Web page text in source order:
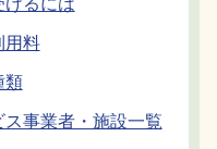
用料
類
事業者・施設一覧